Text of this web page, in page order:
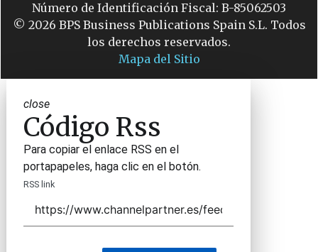
Número de Identificación Fiscal: B-85062503
© 2026 BPS Business Publications Spain S.L. Todos
los derechos reservados.
Mapa del Sitio
close
Código Rss
Para copiar el enlace RSS en el
portapapeles, haga clic en el botón.
RSS link